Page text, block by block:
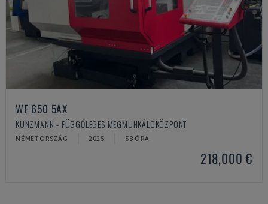
WF 650 5AX
KUNZMANN - FÜGGŐLEGES MEGMUNKÁLÓKÖZPONT
NÉMETORSZÁG 2025 58 ÓRA
218,000 €